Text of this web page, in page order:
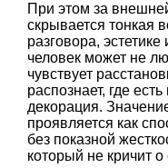
При этом за
скрывается тонкая
разговора,
человек может не
чувствует
распознает, где
декорация.
проявляется как
без показной
который не кричит